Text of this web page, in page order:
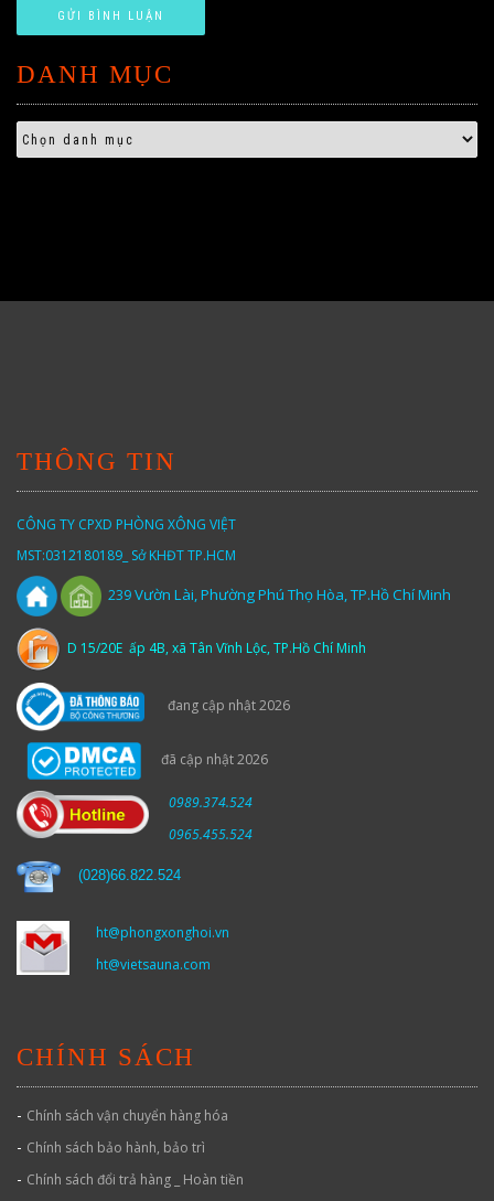
DANH MỤC
THÔNG TIN
CÔNG TY CPXD PHÒNG XÔNG VIỆT
MST:0312180189_ Sở KHĐT TP.HCM
239Vườn Lài,Phường Phú Thọ Hòa, TP.Hồ Chí Minh
D 15/20E ấp 4B, xã Tân Vĩnh Lộc, TP.Hồ Chí Minh
đang cập nhật 2026
đã cập nhật 2026
0989.374.524
0965.455.524
(028)66.822.524
ht@phongxonghoi.vn
ht@vietsauna.com
CHÍNH SÁCH
- Chính sách vận chuyển hàng hóa
- Chính sách bảo hành, bảo trì
- Chính sách đổi trả hàng _ Hoàn tiền